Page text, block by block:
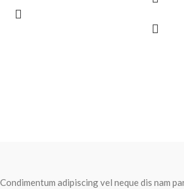
Condimentum adipiscing vel neque dis nam